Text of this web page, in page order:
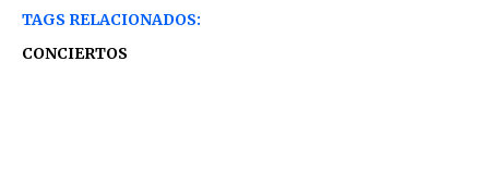
TAGS RELACIONADOS:
CONCIERTOS